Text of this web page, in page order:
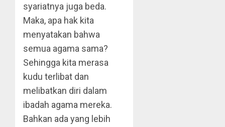
syariatnya juga beda.
Maka, apa hak kita
menyatakan bahwa
semua agama sama?
Sehingga kita merasa
kudu terlibat dan
melibatkan diri dalam
ibadah agama mereka.
Bahkan ada yang lebih